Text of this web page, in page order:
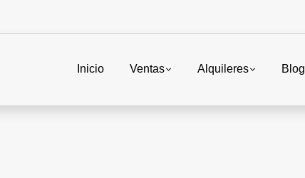
Inicio Ventas Alquileres Blog